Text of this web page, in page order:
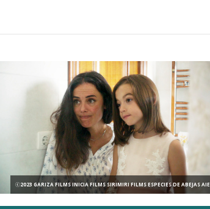
ⓒ2023 GARIZA FILMS INICIA FILMS SIRIMIRI FILMS ESPECIES DE ABEJAS AIE